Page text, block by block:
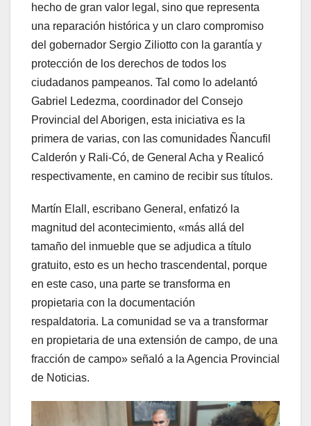
hecho de gran valor legal, sino que representa
una reparación histórica y un claro compromiso
del gobernador Sergio Ziliotto con la garantía y
protección de los derechos de todos los
ciudadanos pampeanos. Tal como lo adelantó
Gabriel Ledezma, coordinador del Consejo
Provincial del Aborigen, esta iniciativa es la
primera de varias, con las comunidades Ñancufil
Calderón y Rali-Có, de General Acha y Realicó
respectivamente, en camino de recibir sus títulos.
Martín Elall, escribano General, enfatizó la
magnitud del acontecimiento, «más allá del
tamaño del inmueble que se adjudica a título
gratuito, esto es un hecho trascendental, porque
en este caso, una parte se transforma en
propietaria con la documentación
respaldatoria. La comunidad se va a transformar
en propietaria de una extensión de campo, de una
fracción de campo» señaló a la Agencia Provincial
de Noticias.